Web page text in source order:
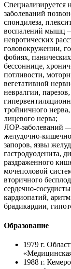
Cпециализируется
заболеваний
спондилеза,
воспалений мышц
невротических
головокружении,
фобиях,
бессоннице,
потливости,
вегетативной
невралгии,
тройничного
лицевого нерва;
ЛОР-заболеваний
желудочно-
запоров, язвы
гастродуоденита,
раздраженного
мочеполовой
вторичного
сердечно-
кардиопатий,
брадикардии,
Образование
1979 г.
1988 г.